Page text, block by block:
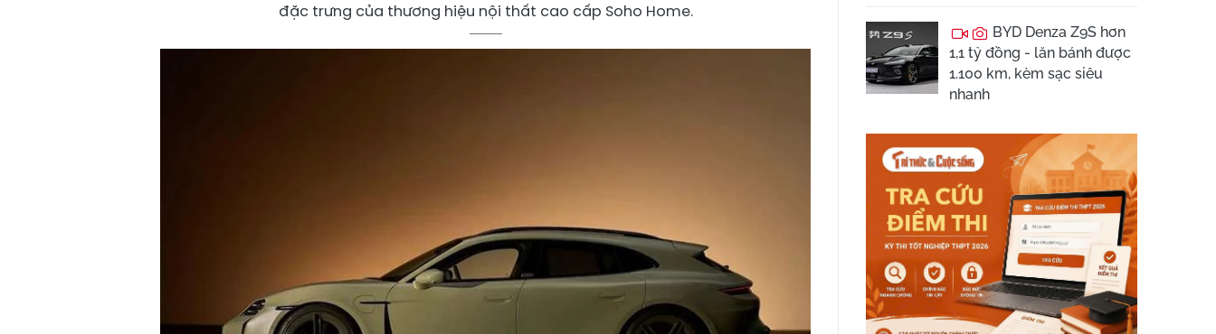
đặc trưng của thương hiệu nội thất cao cấp Soho Home.
BYD Denza Z9S hơn
1,1 tỷ đồng - lăn bánh được
1.100 km, kèm sạc siêu
nhanh